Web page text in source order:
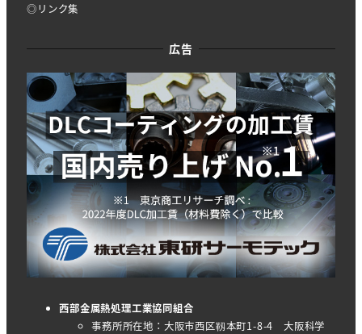
◎リンク集
広告
西部金属熱処理工業協同組合
事務所所在地：大阪市西区靱本町1-8-4 大阪科学